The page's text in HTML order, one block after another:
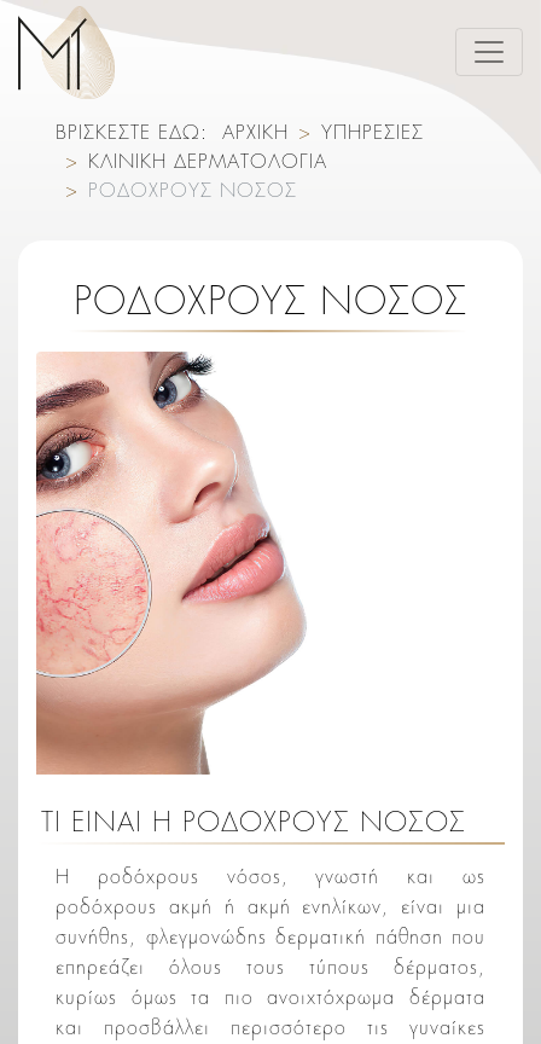
ΒΡΙΣΚΕΣΤΕ ΕΔΩ: ΑΡΧΙΚΗ
ΥΠΗΡΕΣΙΕΣ
ΚΛΙΝΙΚΗ ΔΕΡΜΑΤΟΛΟΓΙΑ
ΡΟΔΟΧΡΟΥΣ ΝΟΣΟΣ
ΡΟΔΟΧΡΟΥΣ ΝΟΣΟΣ
ΤΙ ΕΙΝΑΙ Η ΡΟΔΟΧΡΟΥΣ ΝΟΣΟΣ
Η ροδόχρους νόσος, γνωστή και ως
ροδόχρους ακμή ή ακμή ενηλίκων, είναι μια
συνήθης, φλεγμονώδης δερματική πάθηση που
επηρεάζει όλους τους τύπους δέρματος,
κυρίως όμως τα πιο ανοιχτόχρωμα δέρματα
και προσβάλλει περισσότερο τις γυναίκες